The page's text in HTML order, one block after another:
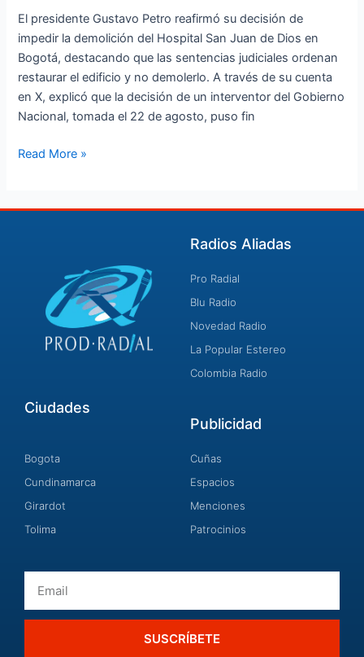
El presidente Gustavo Petro reafirmó su decisión de
impedir la demolición del Hospital San Juan de Dios en
Bogotá, destacando que las sentencias judiciales ordenan
restaurar el edificio y no demolerlo. A través de su cuenta
en X, explicó que la decisión de un interventor del Gobierno
Nacional, tomada el 22 de agosto, puso fin
con
el
alcalde
Bogotá
Read More »
Radios Aliadas
Pro Radial
Blu Radio
Novedad Radio
La Popular Estereo
Colombia Radio
Ciudades
Bogota
Cundinamarca
Girardot
Tolima
Publicidad
Cuñas
Espacios
Menciones
Patrocinios
SUSCRÍBETE